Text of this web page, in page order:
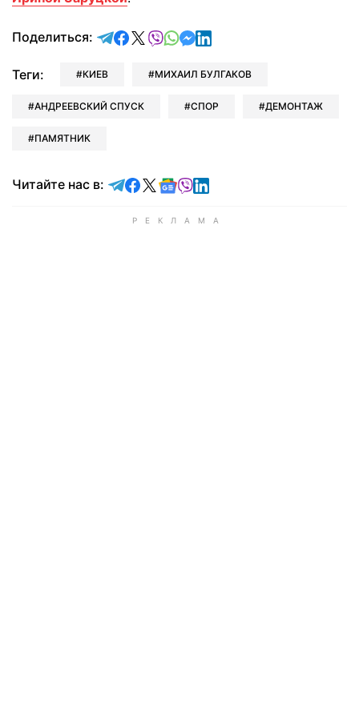
Поделиться: отправить в Telegram
поделиться в Facebook
поделиться в X
отправить в Viber
отправить в Whatsapp
отправить в Messenger
отправить в LinkedIn
Теги: КИЕВ МИХАИЛ БУЛГАКОВ
АНДРЕЕВСКИЙ СПУСК СПОР ДЕМОНТАЖ
ПАМЯТНИК
Читайте нас в: Читайте в Telegram
Читайте в Facebook
Читайте в X
Читайте в Google news
Читайте в Viber
Читайте в LinkedIn